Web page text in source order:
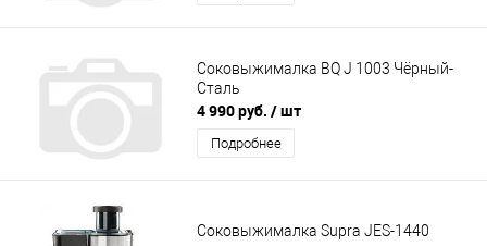
Соковыжималка BQ J 1003 Чёрный-
Сталь
4 990 руб. / шт
Подробнее
Соковыжималка Supra JES-1440